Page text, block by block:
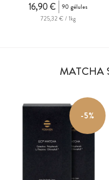
16,90 €
90 gélules
725,32 € / 1kg
MATCHA
-5%